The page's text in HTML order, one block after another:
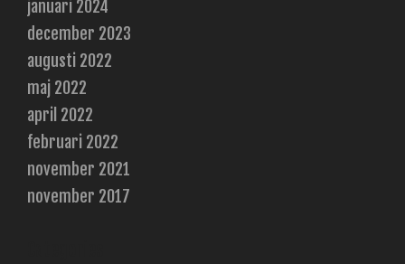
januari 2024
december 2023
augusti 2022
maj 2022
april 2022
februari 2022
november 2021
november 2017